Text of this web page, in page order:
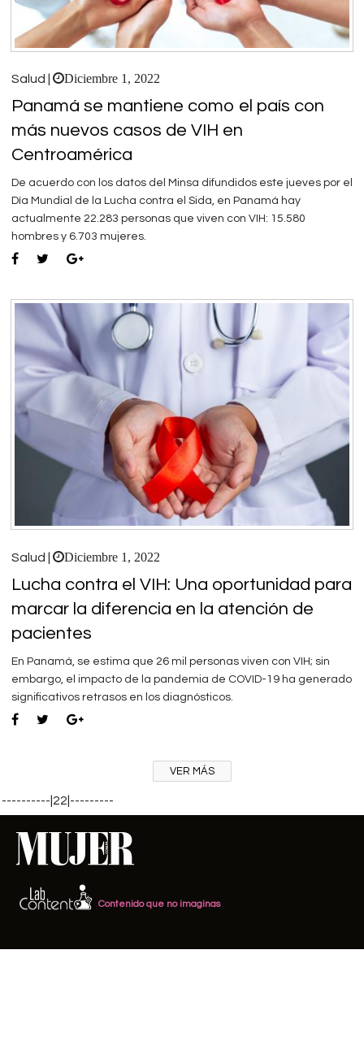
Salud | Diciembre 1, 2022
Panamá se mantiene como el país con
más nuevos casos de VIH en
Centroamérica
De acuerdo con los datos del Minsa difundidos este jueves por el
Día Mundial de la Lucha contra el Sida, en Panamá hay
actualmente 22.283 personas que viven con VIH: 15.580
hombres y 6.703 mujeres.
Salud | Diciembre 1, 2022
Lucha contra el VIH: Una oportunidad para
marcar la diferencia en la atención de
pacientes
En Panamá, se estima que 26 mil personas viven con VIH; sin
embargo, el impacto de la pandemia de COVID-19 ha generado
significativos retrasos en los diagnósticos.
VER MÁS
----------|22|---------
Contenido que no imaginas